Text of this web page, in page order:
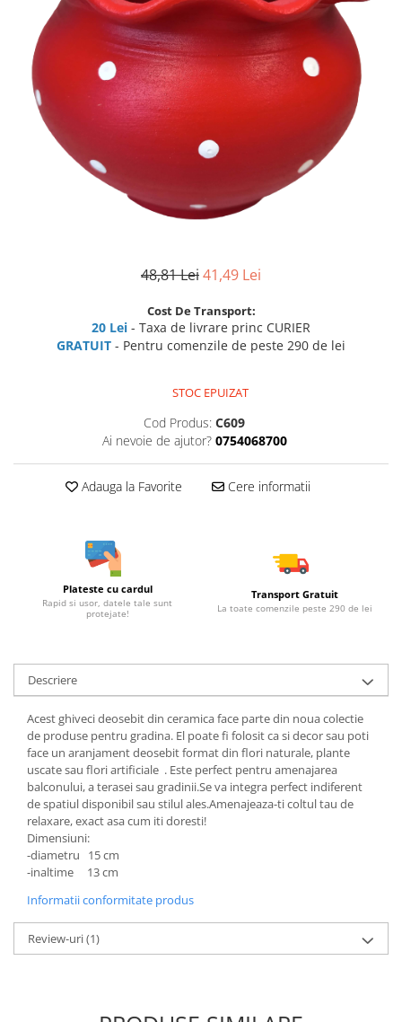
48,81 Lei41,49 Lei
Cost De Transport:
20 Lei - Taxa de livrare princ CURIER
GRATUIT - Pentru comenzile de peste 290 de lei
STOC EPUIZAT
Cod Produs: C609
Ai nevoie de ajutor? 0754068700
Adauga la Favorite Cere informatii
Plateste cu cardul
Rapid si usor, datele tale sunt
protejate!
Transport Gratuit
La toate comenzile peste 290 de lei
Descriere
Acest ghiveci deosebit din ceramica face parte din noua colectie
de produse pentru gradina. El poate fi folosit ca si decor sau poti
face un aranjament deosebit format din flori naturale, plante
uscate sau flori artificiale . Este perfect pentru amenajarea
balconului, a terasei sau gradinii.Se va integra perfect indiferent
de spatiul disponibil sau stilul ales.Amenajeaza-ti coltul tau de
relaxare, exact asa cum iti doresti!
Dimensiuni:
-diametru 15 cm
-inaltime 13 cm
Informatii conformitate produs
Review-uri(1)